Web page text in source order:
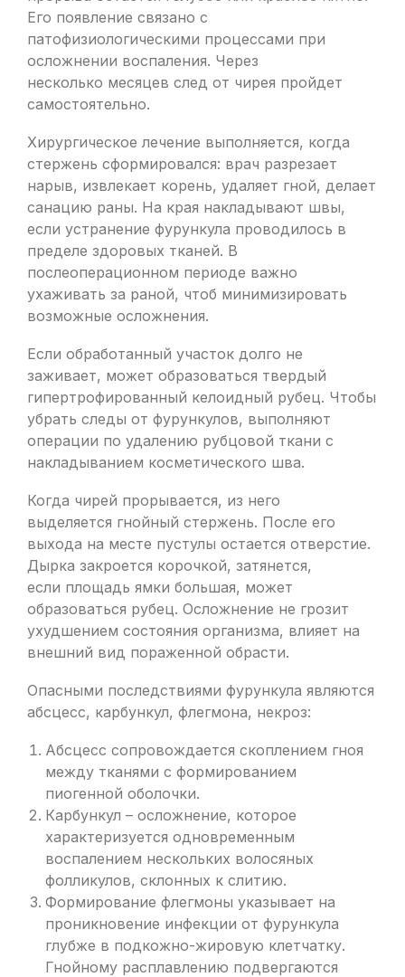
Его появление связано с
патофизиологическими процессами при
осложнении воспаления. Через
несколько месяцев след от чирея пройдет
самостоятельно.
Хирургическое лечение выполняется, когда
стержень сформировался: врач разрезает
нарыв, извлекает корень, удаляет гной, делает
санацию раны. На края накладывают швы,
если устранение фурункула проводилось в
пределе здоровых тканей. В
послеоперационном периоде важно
ухаживать за раной, чтоб минимизировать
возможные осложнения.
Если обработанный участок долго не
заживает, может образоваться твердый
гипертрофированный келоидный рубец. Чтобы
убрать следы от фурункулов, выполняют
операции по удалению рубцовой ткани с
накладыванием косметического шва.
Когда чирей прорывается, из него
выделяется гнойный стержень. После его
выхода на месте пустулы остается отверстие.
Дырка закроется корочкой, затянется,
если площадь ямки большая, может
образоваться рубец. Осложнение не грозит
ухудшением состояния организма, влияет на
внешний вид пораженной обрасти.
Опасными последствиями фурункула являются
абсцесс, карбункул, флегмона, некроз:
Абсцесс сопровождается скоплением гноя
между тканями с формированием
пиогенной оболочки.
Карбункул – осложнение, которое
характеризуется одновременным
воспалением нескольких волосяных
фолликулов, склонных к слитию.
Формирование флегмоны указывает на
проникновение инфекции от фурункула
глубже в подкожно-жировую клетчатку.
Гнойному расплавлению подвергаются